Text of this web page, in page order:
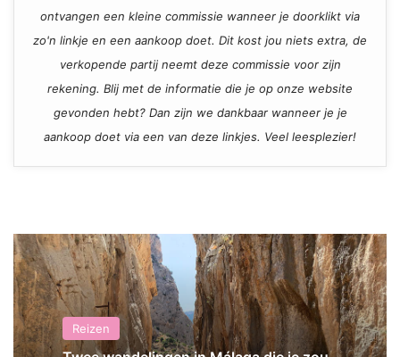
ontvangen een kleine commissie wanneer je doorklikt via
zo'n linkje en een aankoop doet. Dit kost jou niets extra, de
verkopende partij neemt deze commissie voor zijn
rekening. Blij met de informatie die je op onze website
gevonden hebt? Dan zijn we dankbaar wanneer je je
aankoop doet via een van deze linkjes. Veel leesplezier!
Reizen